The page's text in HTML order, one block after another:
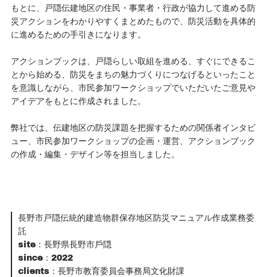
もとに、戸隠伝建地区の住民・事業者・行政が協力して進める防
災アクションをわかりやすくまとめたもので、防災活動を具体的
に進めるための手引きになります。
アクションブックは、戸隠らしい取組を進める、すぐにできるこ
とから始める、防災をまちの魅力づくりにつなげるといったこと
を意識しながら、市民参加ワークショップでいただいたご意見や
アイデアをもとに作成されました。
弊社では、伝建地区の防災課題を把握するための関係者インタビ
ュー、市民参加ワークショップの企画・運営、アクションブック
の作成・編集・デザイン等を担当しました。
長野市戸隠伝統的建造物群保存地区防災マニュアル作成業務委
託
site：長野県長野市⼾隠
since：2022
clients：長野市教育委員会事務局文化財課